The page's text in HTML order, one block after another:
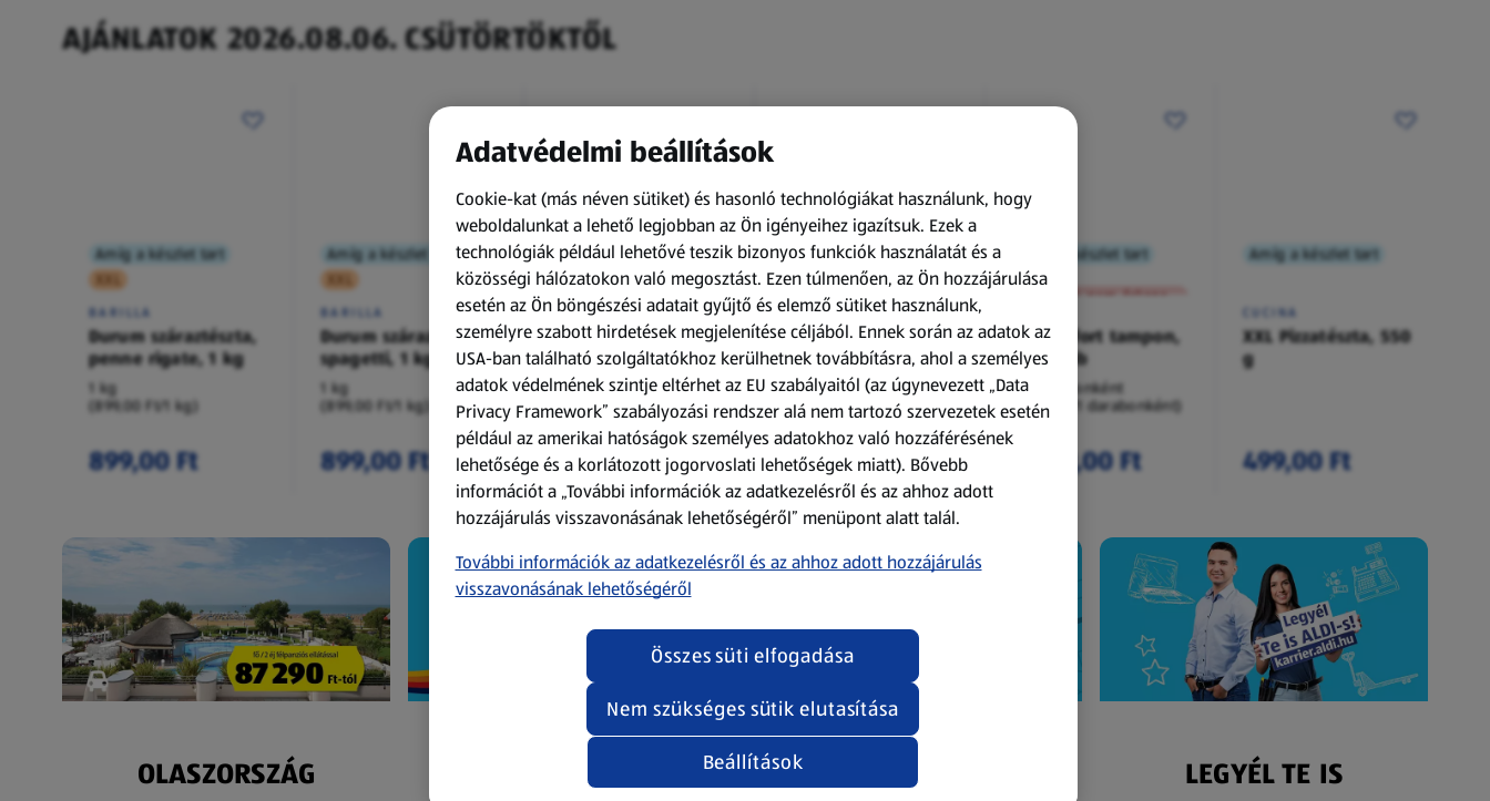
AJÁNLATOK 2026.08.06. CSÜTÖRTÖKTŐL
Amíg a készlet tart
XXL
BARILLA
Durum száraztészta,
penne rigate, 1 kg
1 kg
(899,00 Ft/1 kg)
899,00 Ft
Amíg a készlet tart
XXL
BARILLA
Durum száraztészta,
spagetti, 1 kg
1 kg
(899,00 Ft/1 kg)
899,00 Ft
Amíg a készlet tart
XXL
ACTIMEL
Actimel joghurtital, 8
palack
0,8 kg
(1 186,25 Ft/1 kg)
949,00 Ft
Amíg a készlet tart
XXL
O.B.
Procomfort tampon,
64 darab
64 darabonként
(59,36 Ft/1 darabonként)
3 799,00 Ft
Amíg a készlet tart
XXL
A termék nem érkezett meg!
Procomfort tampon,
54 darab
54 darabonként
(62,94 Ft/1 darabonként)
3 399,00 Ft
Amíg a készlet tart
CUCINA
XXL Pizzatészta, 550
g
499,00 Ft
OLASZORSZÁG
NYEREMÉNYJÁTÉ
ÜZLETKERESŐ ÉS
LEGYÉL TE IS
Adatvédelmi beállítások
Cookie-kat (más néven sütiket) és hasonló technológiákat használunk, hogy
weboldalunkat a lehető legjobban az Ön igényeihez igazítsuk. Ezek a
technológiák például lehetővé teszik bizonyos funkciók használatát és a
közösségi hálózatokon való megosztást. Ezen túlmenően, az Ön hozzájárulása
esetén az Ön böngészési adatait gyűjtő és elemző sütiket használunk,
személyre szabott hirdetések megjelenítése céljából. Ennek során az adatok az
USA-ban található szolgáltatókhoz kerülhetnek továbbításra, ahol a személyes
adatok védelmének szintje eltérhet az EU szabályaitól (az úgynevezett „Data
Privacy Framework” szabályozási rendszer alá nem tartozó szervezetek esetén
például az amerikai hatóságok személyes adatokhoz való hozzáférésének
lehetősége és a korlátozott jogorvoslati lehetőségek miatt). Bővebb
információt a „További információk az adatkezelésről és az ahhoz adott
hozzájárulás visszavonásának lehetőségéről” menüpont alatt talál.
További információk az adatkezelésről és az ahhoz adott hozzájárulás
visszavonásának lehetőségéről
Beállítások
Nem szükséges sütik elutasítása
Összes süti elfogadása